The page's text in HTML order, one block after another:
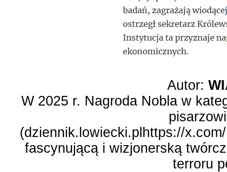
Autor:
W 2025 r. Nagroda Nobla w
(dziennik.lowiecki.plhttps://
fascynującą i wizjonerską
terroru